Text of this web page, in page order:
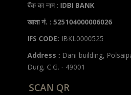
बैंक का नाम : IDBI BANK
खाता नं. : 525104000006026
IFS CODE: IBKL0000525
Address : Dani building,
Durg, C.G. - 49001
SCAN QR